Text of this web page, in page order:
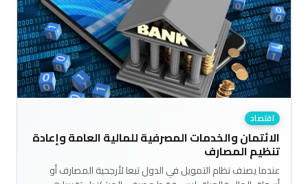
اقتصاد
الائتمان والخدمات المصرفية للمالية العامة وإعادة
تنظيم المصارف
عندما يصنف نظام التمويل في الدول تبعا لأرجحية المصارف أو